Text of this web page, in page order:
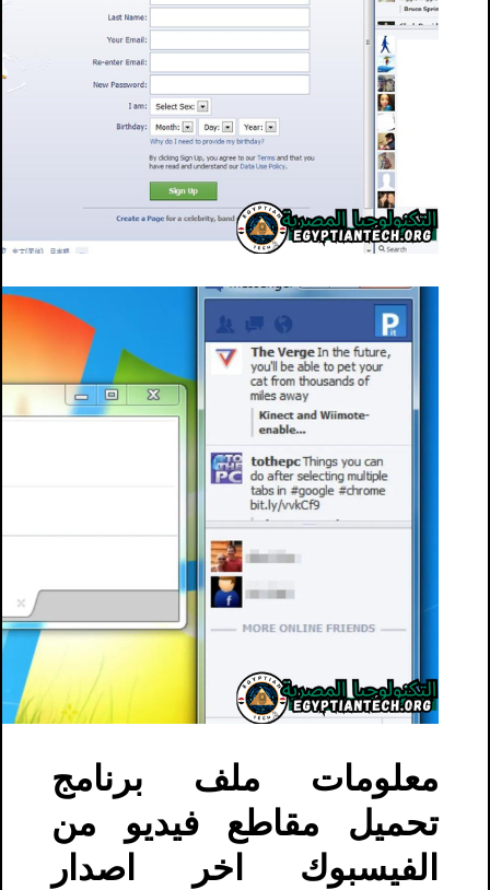
معلومات ملف برنامج
تحميل مقاطع فيديو من
الفيسبوك​ اخر اصدار